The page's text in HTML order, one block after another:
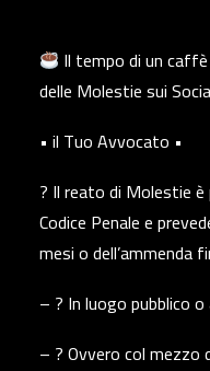
Il tempo di un
delle Molestie sui
• il Tuo Avvocato •
? Il reato di Molestie
Codice Penale e
mesi o dell’ammenda
– ? In luogo pubblico
– ? Ovvero col mezzo